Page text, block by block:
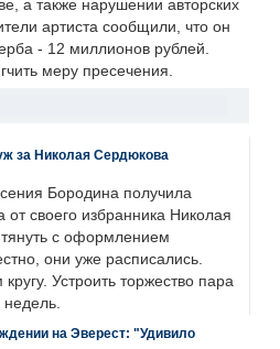
а также нарушении авторских
артиста сообщили, что он
- 12 миллионов рублей.
меру пресечения.
за Николая Сердюкова
Бородина получила
своего избранника Николая
с оформлением
они уже расписались.
Устроить торжество пара
недель.
на Эверест: "Удивило